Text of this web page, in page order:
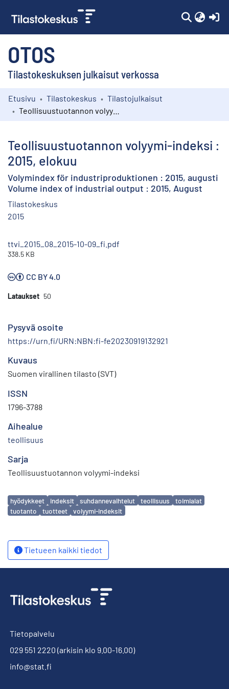
OTOS
Tilastokeskuksen julkaisut verkossa
Kokoelmat
Etusivu Tilastokeskus
Tilastojulkaisut
Teollisuustuotannon volyymi-indeksi :
2015, elokuu
Volymindex för industriproduktionen : 2015, augusti
Volume index of industrial output : 2015, August
Tilastokeskus
2015
ttvi_2015_08_2015-10-09_fi.pdf
338.5 KB
CC BY 4.0
Lataukset 50
Pysyvä osoite
https://urn.fi/URN:NBN:fi-fe20230919132921
Kuvaus
Suomen virallinen tilasto (SVT)
ISSN
1796-3788
Aihealue
teollisuus
Sarja
Teollisuustuotannon volyymi-indeksi
Avainsanat
hyödykkeet indeksit suhdannevaihtelut teollisuus
toimialat
tuotanto
tuotteet volyymi-indeksit
Tietueen kaikki tiedot
Tietopalvelu
029 551 2220 (arkisin klo 9.00-16.00)
info@stat.fi